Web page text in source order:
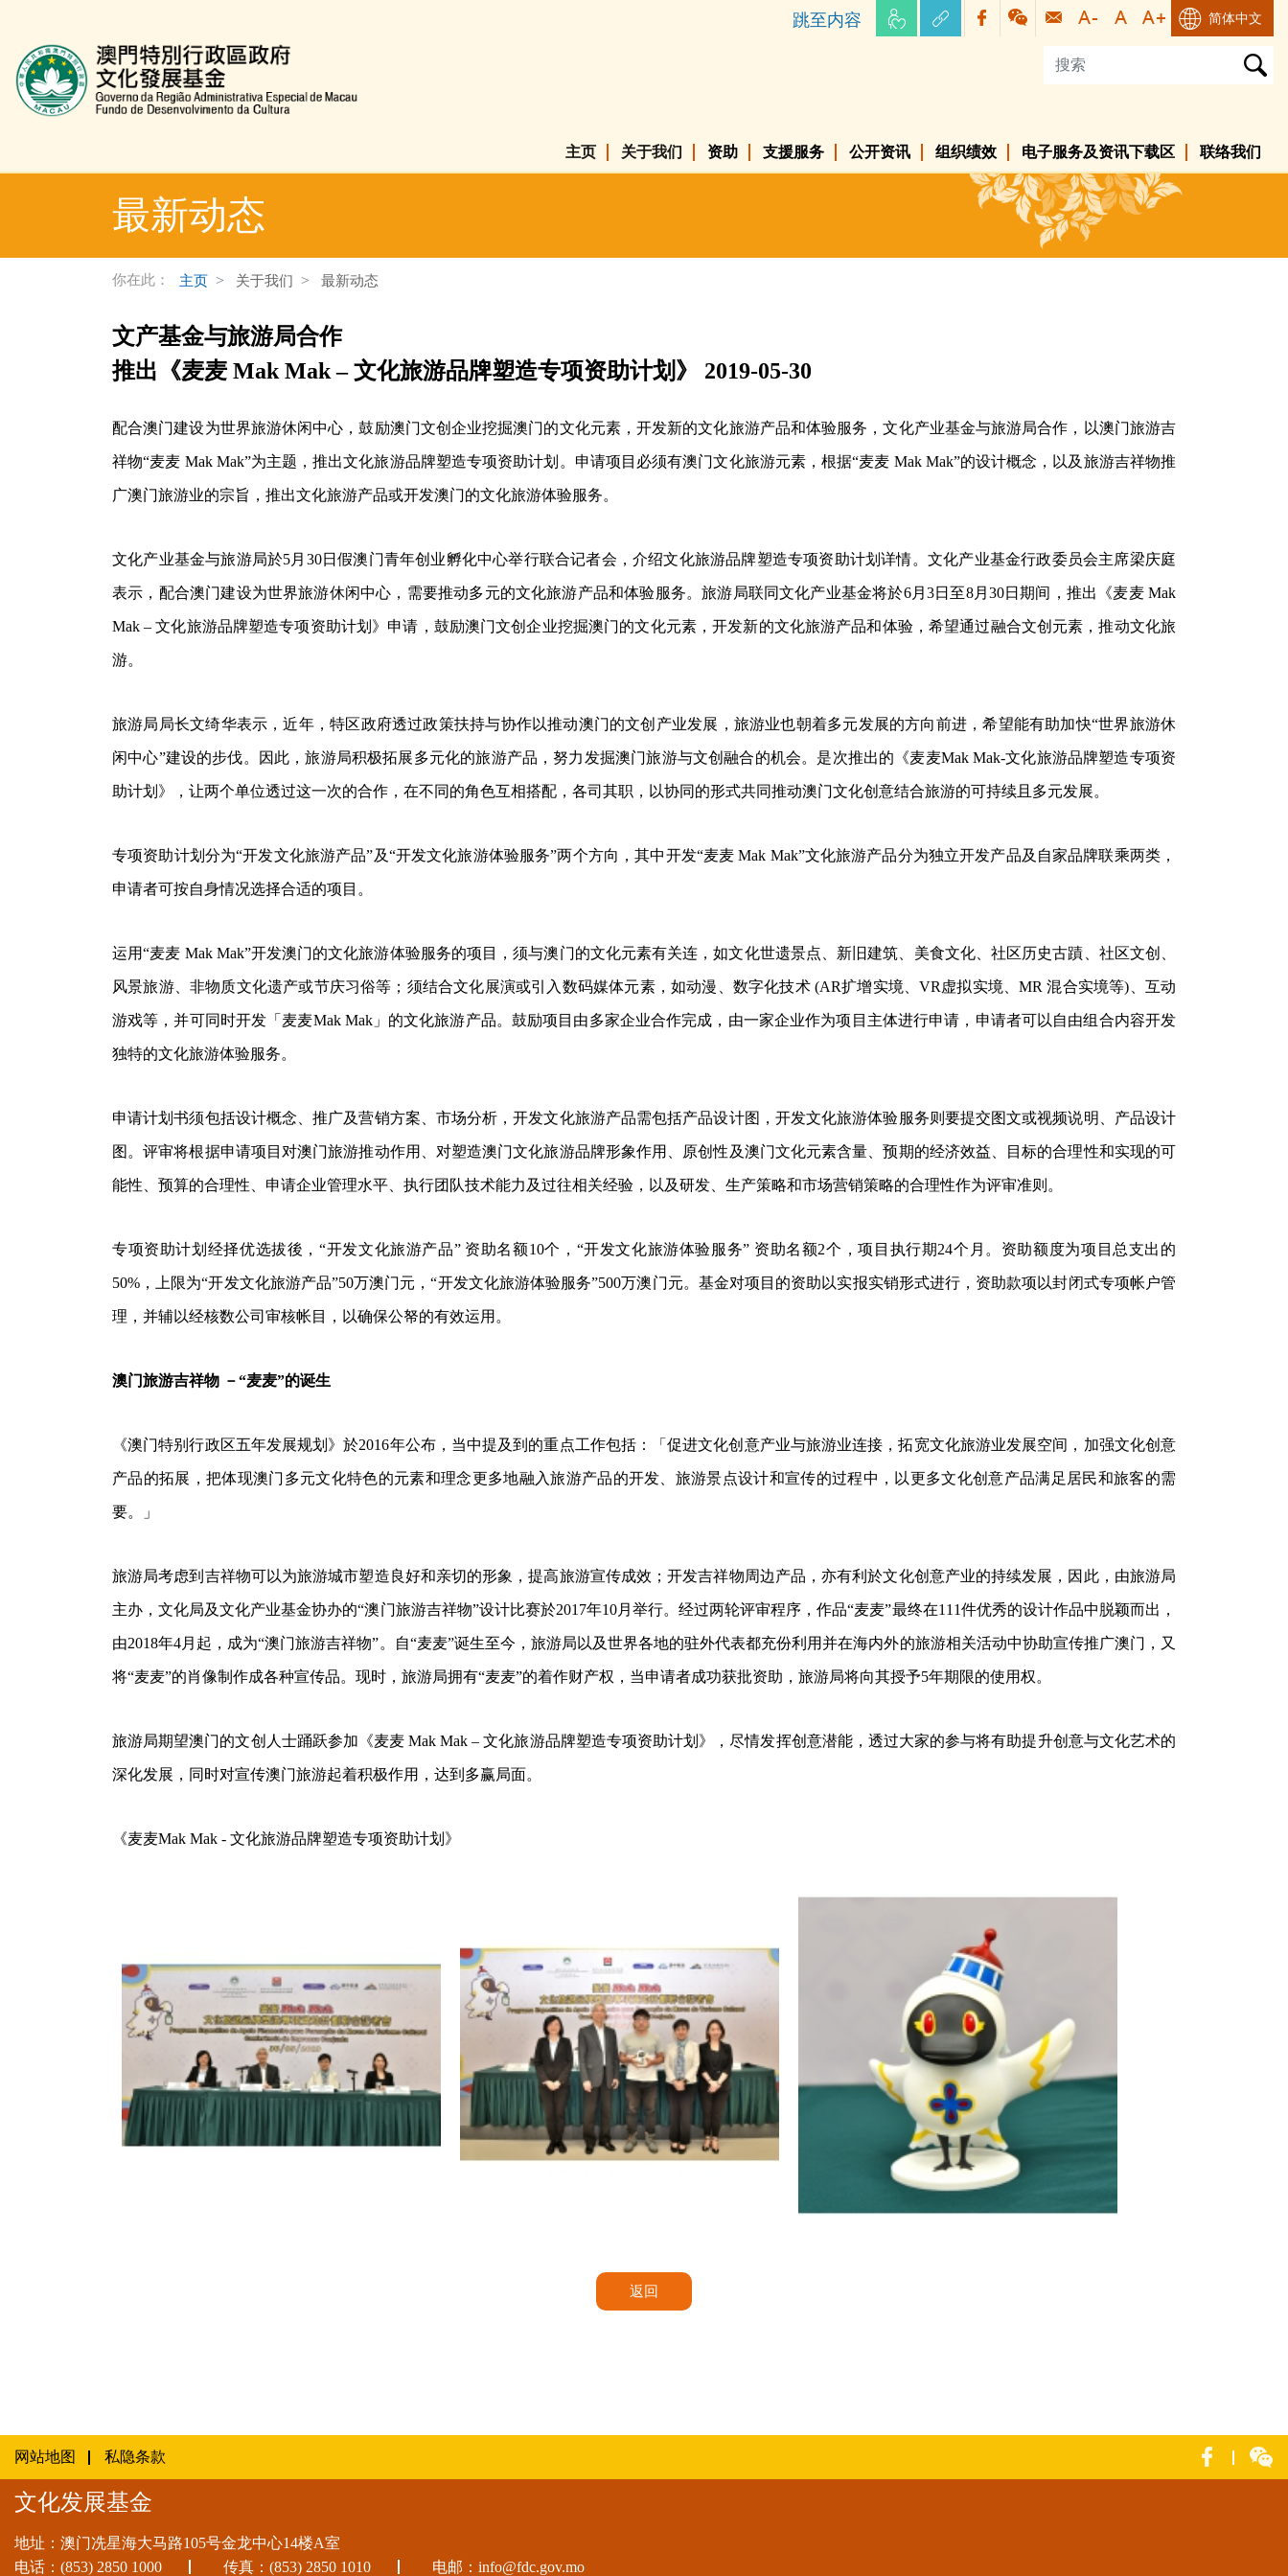
跳至内容 简体中文
文化发展基金网页
主页 关于我们 资助 支援服务 公开资讯 组织绩效 电子服务及资讯下载区 联络我们
最新动态
你在此： 主页 关于我们 最新动态
文产基金与旅游局合作
推出《麦麦 Mak Mak – 文化旅游品牌塑造专项资助计划》 2019-05-30
配合澳门建设为世界旅游休闲中心，鼓励澳门文创企业挖掘澳门的文化元素，开发新的文化旅游产品和体验服务，文化产业基金与旅游局合作，以澳门旅游吉
祥物“麦麦 Mak Mak”为主题，推出文化旅游品牌塑造专项资助计划。申请项目必须有澳门文化旅游元素，根据“麦麦 Mak Mak”的设计概念，以及旅游吉祥物推
广澳门旅游业的宗旨，推出文化旅游产品或开发澳门的文化旅游体验服务。
文化产业基金与旅游局於5月30日假澳门青年创业孵化中心举行联合记者会，介绍文化旅游品牌塑造专项资助计划详情。文化产业基金行政委员会主席梁庆庭
表示，配合澳门建设为世界旅游休闲中心，需要推动多元的文化旅游产品和体验服务。旅游局联同文化产业基金将於6月3日至8月30日期间，推出《麦麦 Mak
Mak – 文化旅游品牌塑造专项资助计划》申请，鼓励澳门文创企业挖掘澳门的文化元素，开发新的文化旅游产品和体验，希望通过融合文创元素，推动文化旅
游。
旅游局局长文绮华表示，近年，特区政府透过政策扶持与协作以推动澳门的文创产业发展，旅游业也朝着多元发展的方向前进，希望能有助加快“世界旅游休
闲中心”建设的步伐。因此，旅游局积极拓展多元化的旅游产品，努力发掘澳门旅游与文创融合的机会。是次推出的《麦麦Mak Mak-文化旅游品牌塑造专项资
助计划》，让两个单位透过这一次的合作，在不同的角色互相搭配，各司其职，以协同的形式共同推动澳门文化创意结合旅游的可持续且多元发展。
专项资助计划分为“开发文化旅游产品”及“开发文化旅游体验服务”两个方向，其中开发“麦麦 Mak Mak”文化旅游产品分为独立开发产品及自家品牌联乘两类，
申请者可按自身情况选择合适的项目。
运用“麦麦 Mak Mak”开发澳门的文化旅游体验服务的项目，须与澳门的文化元素有关连，如文化世遗景点、新旧建筑、美食文化、社区历史古蹟、社区文创、
风景旅游、非物质文化遗产或节庆习俗等；须结合文化展演或引入数码媒体元素，如动漫、数字化技术 (AR扩增实境、VR虚拟实境、MR 混合实境等)、互动
游戏等，并可同时开发「麦麦Mak Mak」的文化旅游产品。鼓励项目由多家企业合作完成，由一家企业作为项目主体进行申请，申请者可以自由组合内容开发
独特的文化旅游体验服务。
申请计划书须包括设计概念、推广及营销方案、市场分析，开发文化旅游产品需包括产品设计图，开发文化旅游体验服务则要提交图文或视频说明、产品设计
图。评审将根据申请项目对澳门旅游推动作用、对塑造澳门文化旅游品牌形象作用、原创性及澳门文化元素含量、预期的经济效益、目标的合理性和实现的可
能性、预算的合理性、申请企业管理水平、执行团队技术能力及过往相关经验，以及研发、生产策略和市场营销策略的合理性作为评审准则。
专项资助计划经择优选拔後，“开发文化旅游产品” 资助名额10个，“开发文化旅游体验服务” 资助名额2个，项目执行期24个月。资助额度为项目总支出的
50%，上限为“开发文化旅游产品”50万澳门元，“开发文化旅游体验服务”500万澳门元。基金对项目的资助以实报实销形式进行，资助款项以封闭式专项帐户管
理，并辅以经核数公司审核帐目，以确保公帑的有效运用。
澳门旅游吉祥物 －“麦麦”的诞生
《澳门特别行政区五年发展规划》於2016年公布，当中提及到的重点工作包括：「促进文化创意产业与旅游业连接，拓宽文化旅游业发展空间，加强文化创意
产品的拓展，把体现澳门多元文化特色的元素和理念更多地融入旅游产品的开发、旅游景点设计和宣传的过程中，以更多文化创意产品满足居民和旅客的需
要。」
旅游局考虑到吉祥物可以为旅游城市塑造良好和亲切的形象，提高旅游宣传成效；开发吉祥物周边产品，亦有利於文化创意产业的持续发展，因此，由旅游局
主办，文化局及文化产业基金协办的“澳门旅游吉祥物”设计比赛於2017年10月举行。经过两轮评审程序，作品“麦麦”最终在111件优秀的设计作品中脱颖而出，
由2018年4月起，成为“澳门旅游吉祥物”。自“麦麦”诞生至今，旅游局以及世界各地的驻外代表都充份利用并在海内外的旅游相关活动中协助宣传推广澳门，又
将“麦麦”的肖像制作成各种宣传品。现时，旅游局拥有“麦麦”的着作财产权，当申请者成功获批资助，旅游局将向其授予5年期限的使用权。
旅游局期望澳门的文创人士踊跃参加《麦麦 Mak Mak – 文化旅游品牌塑造专项资助计划》，尽情发挥创意潜能，透过大家的参与将有助提升创意与文化艺术的
深化发展，同时对宣传澳门旅游起着积极作用，达到多赢局面。
《麦麦Mak Mak - 文化旅游品牌塑造专项资助计划》
返回
网站地图 私隐条款
文化发展基金
地址：澳门冼星海大马路105号金龙中心14楼A室
电话： (853) 2850 1000 传真：(853) 2850 1010 电邮： info@fdc.gov.mo